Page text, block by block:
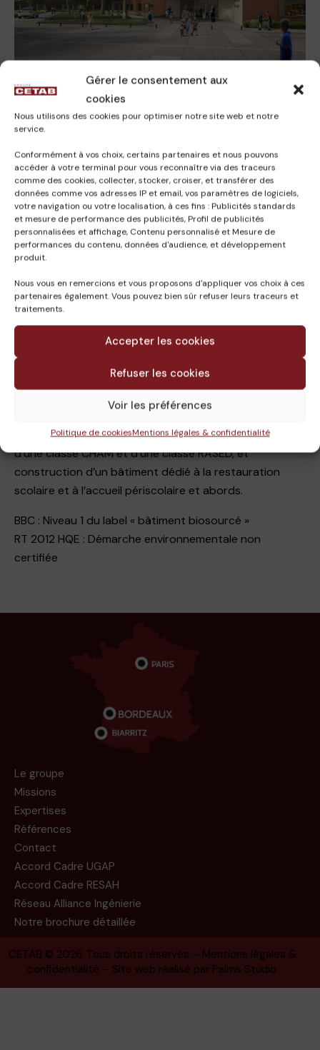
Gérer le consentement aux
cookies
Nous utilisons des cookies pour optimiser notre site web et notre
service.
Conformément à vos choix, certains partenaires et nous pouvons
accéder à votre terminal pour vous reconnaître via des traceurs
comme des cookies, collecter, stocker, croiser, et transférer des
données comme vos adresses IP et email, vos paramètres de logiciels,
votre navigation ou votre localisation, à ces fins : Publicités standards
et mesure de performance des publicités, Profil de publicités
personnalisées et affichage, Contenu personnalisé et Mesure de
performances du contenu, données d'audience, et développement
produit.
Nous vous en remercions et vous proposons d'appliquer vos choix à ces
partenaires également. Vous pouvez bien sûr refuser leurs traceurs et
traitements.
Accepter les cookies
Refuser les cookies
Voir les préférences
Politique de cookiesMentions légales & confidentialité
Rôle de CETAB :
Maîtrise d’Œuvre – BET
Mission de BASE – BIM Producteur
Descriptif :
Mission de Maîtrise d’œuvre pour la déconstruction-
reconstruction, dans une démarche environnementale,
des groupes scolaires Weissenberger et Saint- Exupéry
de la ville de Noyon et pour l’aménagement des abords
et espaces publics associés.
Les travaux seront réalisés en site occupé.
Saint Exupéry : Reconstruction de l’école primaire d’une
capacité de 10 classes et d’une classe RASED, une
école maternelle d’une capacité de 8 classes, des
locaux dédiés à la restauration scolaire et à l’accueil
préscolaire et abords.
Weissenberger : Reconstruction de l’école maternelle
(de plain-pied) d’une capacité de 5 classes et de
l’école primaire (R+1) d’une capacité de 10 classes,
d’une classe CHAM et d’une classe RASED, et
construction d’un bâtiment dédié à la restauration
scolaire et à l’accueil périscolaire et abords.
BBC : Niveau 1 du label « bâtiment biosourcé »
RT 2012 HQE : Démarche environnementale non
certifiée
Le groupe
Missions
Expertises
Références
Contact
Accord Cadre UGAP
Accord Cadre RESAH
Réseau Alliance Ingénierie
Notre brochure détaillée
CETAB © 2026. Tous droits réservés – Mentions légales &
confidentialité – Site web réalisé par Palms Studio